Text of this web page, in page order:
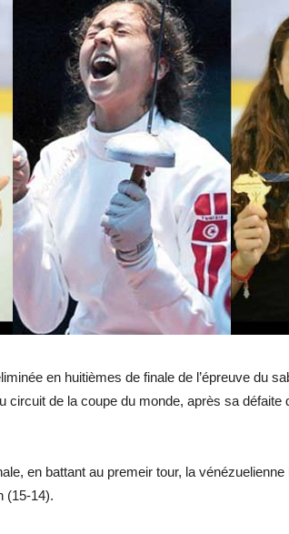
en huitièmes de finale de l’épreuve du
circuit de la coupe du monde, après sa défaite
en battant au premeir tour, la
(15-14).